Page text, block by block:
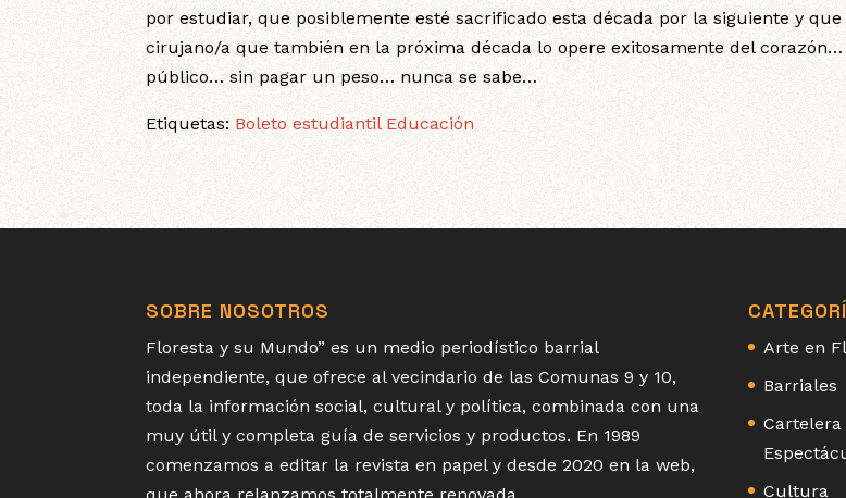
por estudiar, que posiblemente esté sacrificado esta década por la siguiente y que
cirujano/a que también en la próxima década lo opere exitosamente del
público… sin pagar un peso… nunca se sabe…
Etiquetas: Boleto estudiantil Educación
SOBRE NOSOTROS
Floresta y su Mundo” es un medio periodístico barrial
independiente, que ofrece al vecindario de las Comunas 9 y 10,
toda la información social, cultural y política, combinada con una
muy útil y completa guía de servicios y productos. En 1989
comenzamos a editar la revista en papel y desde 2020 en la web,
Arte en
Barriales
Cartelera
Cultura